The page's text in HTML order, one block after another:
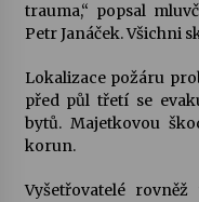
Želiv
trauma,“ popsal
Petr Janáček. Všichni
Lokalizace požáru
před půl třetí se
bytů. Majetkovou
korun.
Vyšetřovatelé